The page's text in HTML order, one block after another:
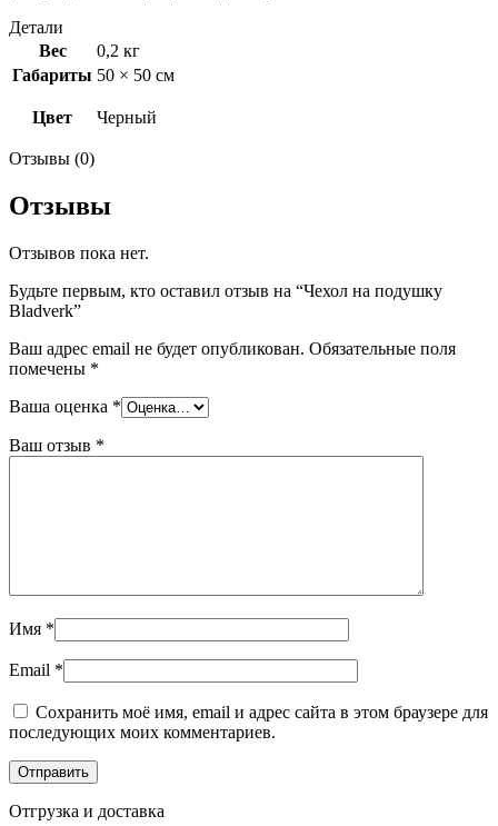
Детали
Вес
0,2 кг
Габариты 50 × 50 см
Цвет Черный
Отзывы (0)
Отзывы
Отзывов пока нет.
Будьте первым, кто оставил отзыв на “Чехол на подушку
Bladverk”
Ваш адрес email не будет опубликован. Обязательные поля
помечены *
Ваша оценка *
Ваш отзыв *
Имя *
Email *
Сохранить моё имя, email и адрес сайта в этом браузере для
последующих моих комментариев.
Отгрузка и доставка